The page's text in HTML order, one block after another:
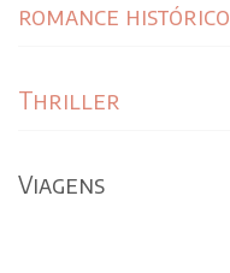
romance histórico
Thriller
Viagens